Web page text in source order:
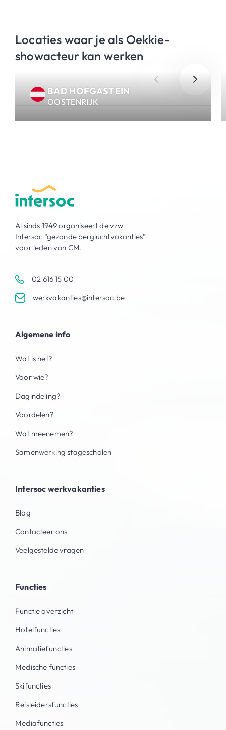
Locaties waar je als Oekkie-
showacteur kan werken
BAD HOFGASTEIN
OOSTENRIJK
Al sinds 1949 organiseert de vzw
Intersoc “gezonde bergluchtvakanties”
voor leden van CM.
02 616 15 00
werkvakanties@intersoc.be
Algemene info
Wat is het?
Voor wie?
Dagindeling?
Voordelen?
Wat meenemen?
Samenwerking stagescholen
Intersoc werkvakanties
Blog
Contacteer ons
Veelgestelde vragen
Functies
Functie overzicht
Hotelfuncties
Animatiefuncties
Medische functies
Skifuncties
Reisleidersfuncties
Mediafuncties